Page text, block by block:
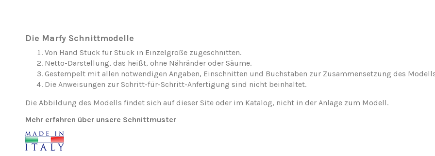
Die Marfy Schnittmodelle
Von Hand Stück für Stück in Einzelgröße zugeschnitten.
Netto-Darstellung, das heißt, ohne Nähränder oder Säume.
Gestempelt mit allen notwendigen Angaben, Einschnitten und Buchstaben zur Zusammensetzung des
Die Anweisungen zur Schritt-für-Schritt-Anfertigung sind nicht beinhaltet.
Die Abbildung des Modells findet sich auf dieser Site oder im Katalog, nicht in der Anlage zum Modell.
Mehr erfahren über unsere Schnittmuster